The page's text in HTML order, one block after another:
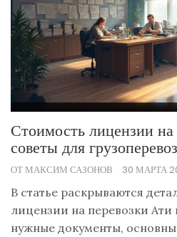
Стоимость лицензии
советы для
ОТ МАКСИМ САЗОНОВ 30 МАРТА
В статье раскрываются
лицензии на перевозки
нужные документы,